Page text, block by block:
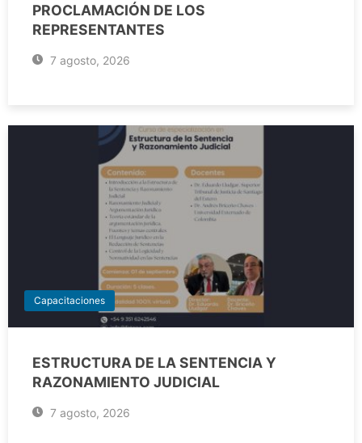
PROCLAMACIÓN DE LOS
REPRESENTANTES
7 agosto, 2026
Capacitaciones
ESTRUCTURA DE LA SENTENCIA Y
RAZONAMIENTO JUDICIAL
7 agosto, 2026